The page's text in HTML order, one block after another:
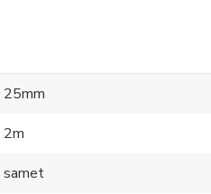
25mm
2m
samet